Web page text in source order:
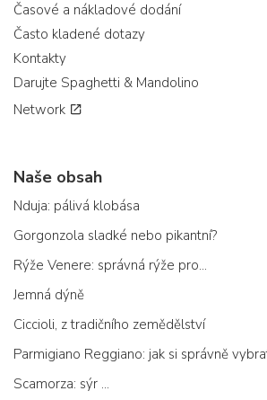
Časové a nákladové dodání
Často kladené dotazy
Kontakty
Darujte Spaghetti & Mandolino
Network
Naše obsah
Nduja: pálivá klobása
Gorgonzola sladké nebo pikantní?
Rýže Venere: správná rýže pro...
Jemná dýně
Ciccioli, z tradičního zemědělství
Scamorza: sýr ...